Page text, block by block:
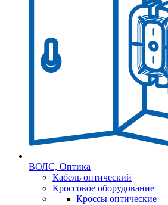
ВОЛС, Оптика
Кабель оптический
Кроссовое оборудование
Кроссы оптические